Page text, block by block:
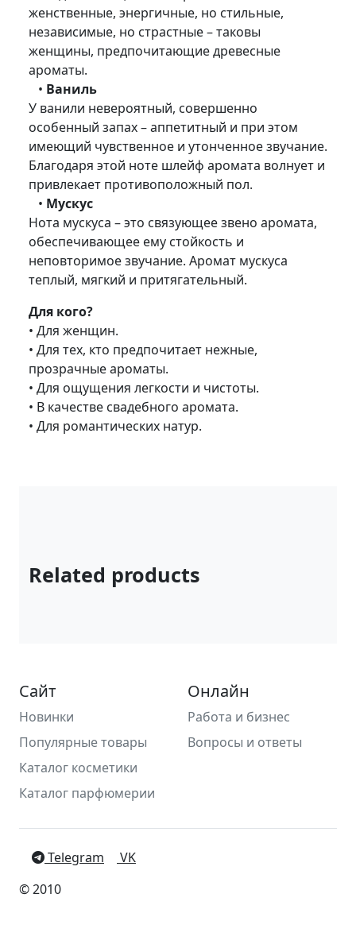
женственные, энергичные, но стильные,
независимые, но страстные – таковы
женщины, предпочитающие древесные
ароматы.
• Ваниль
У ванили невероятный, совершенно
особенный запах – аппетитный и при этом
имеющий чувственное и утонченное звучание.
Благодаря этой ноте шлейф аромата волнует и
привлекает противоположный пол.
• Мускус
Нота мускуса – это связующее звено аромата,
обеспечивающее ему стойкость и
неповторимое звучание. Аромат мускуса
теплый, мягкий и притягательный.
Для кого?
• Для женщин.
• Для тех, кто предпочитает нежные,
прозрачные ароматы.
• Для ощущения легкости и чистоты.
• В качестве свадебного аромата.
• Для романтических натур.
Related products
Сайт
Новинки
Популярные товары
Каталог косметики
Каталог парфюмерии
Онлайн
Работа и бизнес
Вопросы и ответы
Telegram
VK
© 2010